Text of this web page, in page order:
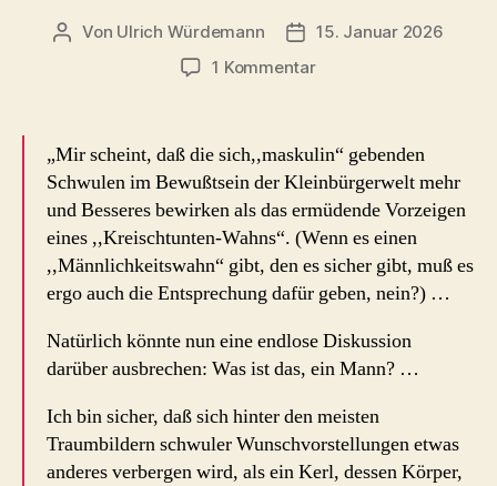
Beitragsautor
Von Ulrich Würdemann Beitragsdatum
15. Januar 2026
1 Kommentarzu
über
Männlichkeit
„Mir scheint, daß die sich,,maskulin“ gebenden
Schwulen im Bewußtsein der Kleinbürgerwelt mehr
und Besseres bewirken als das ermüdende Vorzeigen
eines ,,Kreischtunten-Wahns“. (Wenn es einen
,,Männlichkeitswahn“ gibt, den es sicher gibt, muß es
ergo auch die Entsprechung dafür geben, nein?) …
Natürlich könnte nun eine endlose Diskussion
darüber ausbrechen: Was ist das, ein Mann? …
Ich bin sicher, daß sich hinter den meisten
Traumbildern schwuler Wunschvorstellungen etwas
anderes verbergen wird, als ein Kerl, dessen Körper,